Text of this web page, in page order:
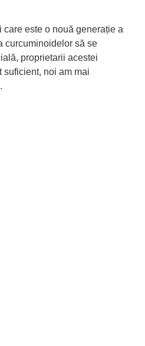
este o nouă generație a
curcuminoidelor să se
proprietarii acestei
noi am mai